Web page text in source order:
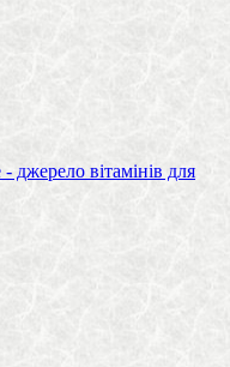
вітамінів для